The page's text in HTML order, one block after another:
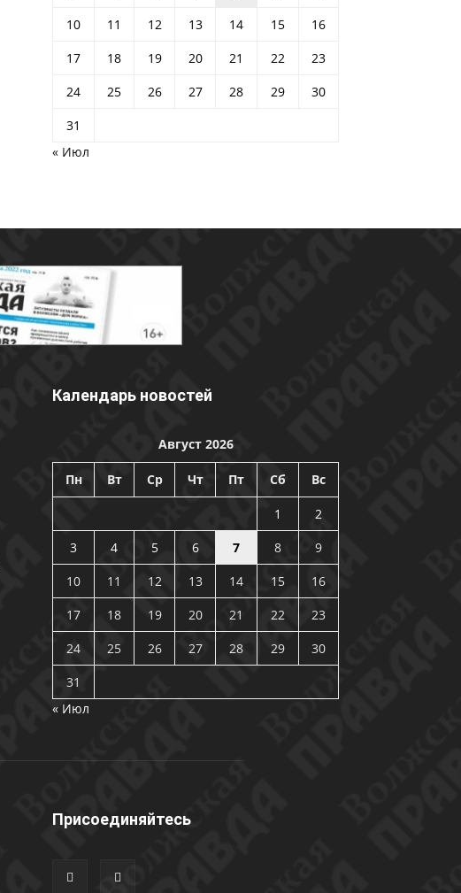
10
11 12 13 14 15
16
17
18 19 20 21 22
23
24
25 26 27 28 29
30
31
« Июл
Календарь новостей
Август 2026
Пн Вт Ср Чт Пт Сб Вс
1
2
3
4 5 6 7 8
9
10
11 12 13 14 15
16
17
18 19 20 21 22
23
24
25 26 27 28 29
30
31
« Июл
Присоединяйтесь